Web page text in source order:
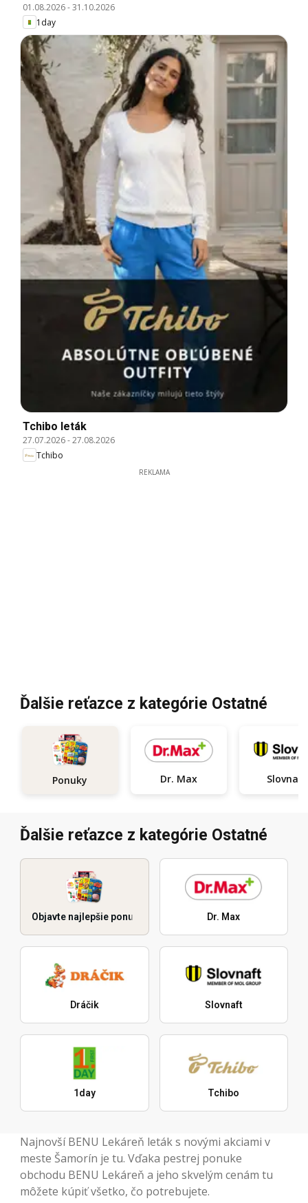
01.08.2026-31.10.2026
1day
Tchibo leták
27.07.2026-27.08.2026
Tchibo
REKLAMA
Ďalšie reťazce z kategórie Ostatné
Ponuky Dr. Max Slovnaft
Ďalšie reťazce z kategórie Ostatné
Objavte najlepšie ponuky Dr. Max
Dráčik Slovnaft
1day Tchibo
Najnovší BENU Lekáreň leták s novými akciami v
meste Šamorín je tu. Vďaka pestrej ponuke
obchodu BENU Lekáreň a jeho skvelým cenám tu
môžete kúpiť všetko, čo potrebujete.